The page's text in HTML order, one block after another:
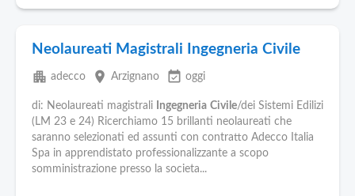
Neolaureati Magistrali Ingegneria Civile
apartment adecco place Arzignano event_available oggi
di: Neolaureati magistrali Ingegneria Civile/dei Sistemi Edilizi
(LM 23 e 24) Ricerchiamo 15 brillanti neolaureati che
saranno selezionati ed assunti con contratto Adecco Italia
Spa in apprendistato professionalizzante a scopo
somministrazione presso la societa...